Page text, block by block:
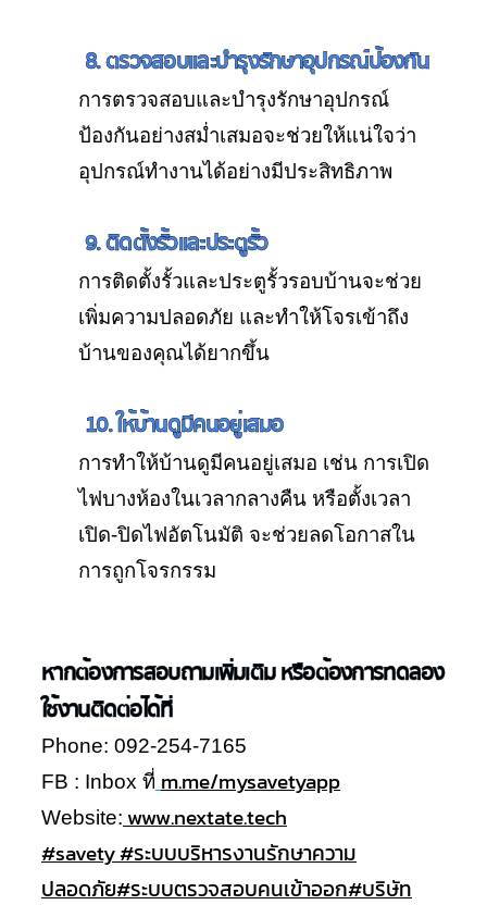
8. ตรวจสอบและบำรุงรักษาอุปกรณ์ป้องกัน
การตรวจสอบและบำรุงรักษาอุปกรณ์
ป้องกันอย่างสม่ำเสมอจะช่วยให้แน่ใจว่า
อุปกรณ์ทำงานได้อย่างมีประสิทธิภาพ
9. ติดตั้งรั้วและประตูรั้ว
การติดตั้งรั้วและประตูรั้วรอบบ้านจะช่วย
เพิ่มความปลอดภัย และทำให้โจรเข้าถึง
บ้านของคุณได้ยากขึ้น
10. ให้บ้านดูมีคนอยู่เสมอ
การทำให้บ้านดูมีคนอยู่เสมอ เช่น การเปิด
ไฟบางห้องในเวลากลางคืน หรือตั้งเวลา
เปิด-ปิดไฟอัตโนมัติ จะช่วยลดโอกาสใน
การถูกโจรกรรม
หากต้องการสอบถามเพิ่มเติม หรือต้องการทดลอง
ใช้งานติดต่อได้ที่
Phone: 092-254-7165
FB : Inbox ที่ m.me/mysavetyapp
Website: www.nextate.tech
#savety#ระบบบริหารงานรักษาความ
ปลอดภัย#ระบบตรวจสอบคนเข้าออก#บริษัท